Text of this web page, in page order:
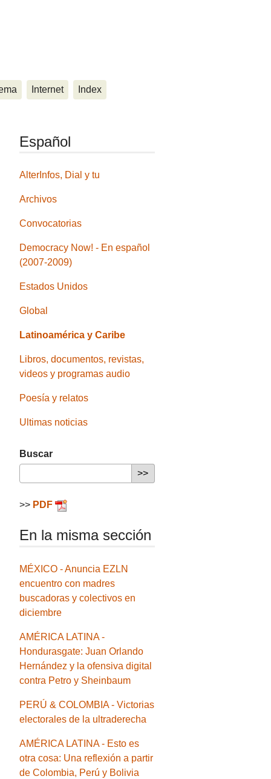
Internet Index
Español
AlterInfos, Dial y tu
Archivos
Convocatorias
Democracy Now! - En español
(2007-2009)
Estados Unidos
Global
Latinoamérica y Caribe
Libros, documentos, revistas,
videos y programas audio
Poesía y relatos
Ultimas noticias
Buscar
>> PDF
En la misma sección
MÉXICO - Anuncia EZLN
encuentro con madres
buscadoras y colectivos en
diciembre
AMÉRICA LATINA -
Hondurasgate: Juan Orlando
Hernández y la ofensiva digital
contra Petro y Sheinbaum
PERÚ & COLOMBIA - Victorias
electorales de la ultraderecha
AMÉRICA LATINA - Esto es
otra cosa: Una reflexión a partir
de Colombia, Perú y Bolivia